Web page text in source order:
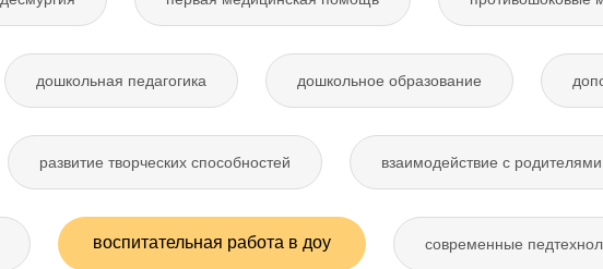
дошкольная педагогика дошкольное образование
развитие творческих способностей взаимодействие с родителями
воспитательная работа в доу современные